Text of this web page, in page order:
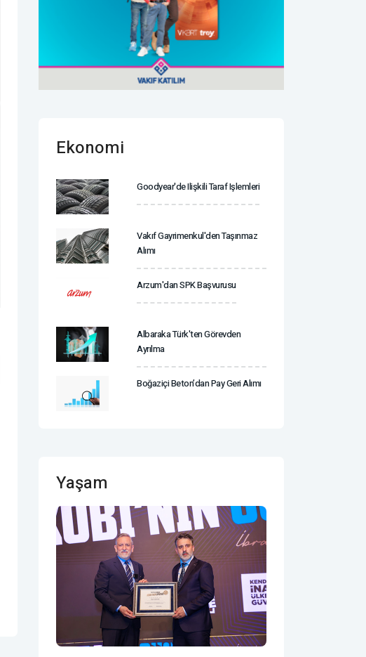
Ekonomi
Goodyear'de Ilişkili Taraf Işlemleri
Vakıf Gayrimenkul'den Taşınmaz
Alımı
Arzum'dan SPK Başvurusu
Albaraka Türk'ten Görevden
Ayrılma
Boğaziçi Beton’dan Pay Geri Alımı
Yaşam